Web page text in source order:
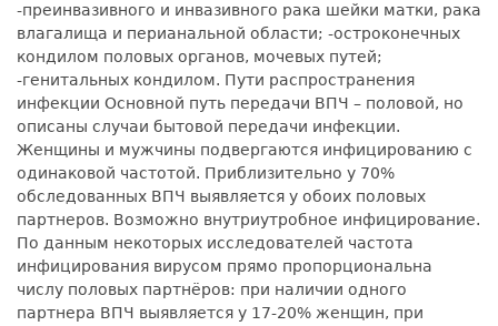
-преинвазивного и инвазивного рака шейки матки, рака
влагалища и перианальной области; -остроконечных
кондилом половых органов, мочевых путей;
-генитальных кондилом. Пути распространения
инфекции Основной путь передачи ВПЧ – половой, но
описаны случаи бытовой передачи инфекции.
Женщины и мужчины подвергаются инфицированию с
одинаковой частотой. Приблизительно у 70%
обследованных ВПЧ выявляется у обоих половых
партнеров. Возможно внутриутробное инфицирование.
По данным некоторых исследователей частота
инфицирования вирусом прямо пропорциональна
числу половых партнёров: при наличии одного
партнера ВПЧ выявляется у 17-20% женщин, при